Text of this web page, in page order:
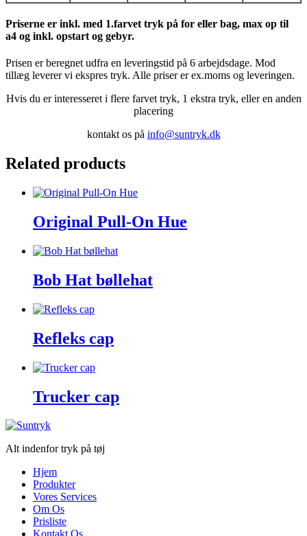
Priserne er inkl. med 1.farvet tryk på for eller bag, max op til
a4 og inkl. opstart og gebyr.
Prisen er beregnet udfra en leveringstid på 6 arbejdsdage. Mod
tillæg leverer vi ekspres tryk. Alle priser er ex.moms og leveringen.
Hvis du er interesseret i flere farvet tryk, 1 ekstra tryk, eller en anden
placering
kontakt os på info@suntryk.dk
Related products
Original Pull-On Hue
Bob Hat bøllehat
Refleks cap
Trucker cap
Alt indenfor tryk på tøj
Hjem
Produkter
Vores Services
Om Os
Prisliste